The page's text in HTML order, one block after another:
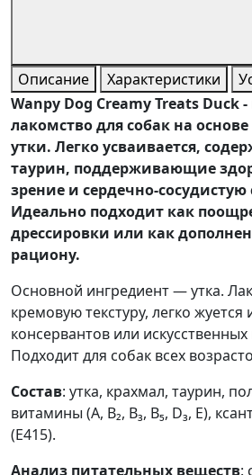
Описание Характеристики
Wanpy Dog Creamy Treats Duck
лакомство для собак на
утки. Легко усваивается,
таурин, поддерживающие
зрение и сердечно-сосудистую
Идеально подходит как
дрессировки или как
рациону.
Основной ингредиент — утка.
кремовую текстуру, легко
консервантов или искусственных
Подходит для собак всех
Состав: утка, крахмал, таурин,
витамины (A, B₂, B₃, B₅, D₃, E),
(E415).
Анализ питательных веществ: